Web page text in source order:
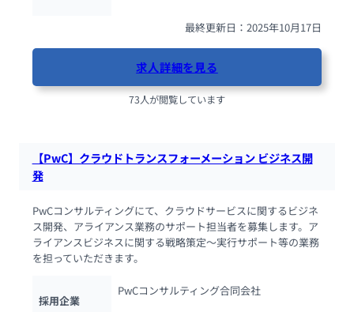
最終更新日：2025年10月17日
求人詳細を見る
73人が閲覧しています
【PwC】クラウドトランスフォーメーション ビジネス開
発
PwCコンサルティングにて、クラウドサービスに関するビジネ
ス開発、アライアンス業務のサポート担当者を募集します。ア
ライアンスビジネスに関する戦略策定～実行サポート等の業務
を担っていただきます。
採用企業
PwCコンサルティング合同会社